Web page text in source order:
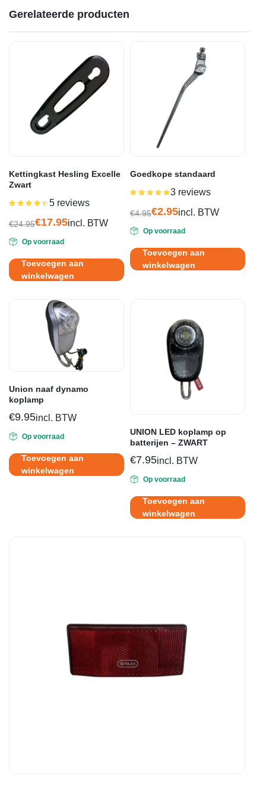
Gerelateerde producten
Kettingkast Hesling Excelle
Zwart
Gewaardeerd
5 reviews
€24.95
prijs
was:
€24.95.
€17.95
prijs
is:
€17.95.
incl. BTW
Op voorraad
Toevoegen aan
winkelwagen
Goedkope standaard
Gewaardeerd
3 reviews
€4.95
prijs
was:
€4.95.
€2.95
prijs
is:
€2.95.
incl. BTW
Op voorraad
Toevoegen aan
winkelwagen
Union naaf dynamo
koplamp
€9.95incl. BTW
Op voorraad
Toevoegen aan
winkelwagen
UNION LED koplamp op
batterijen – ZWART
€7.95incl. BTW
Op voorraad
Toevoegen aan
winkelwagen